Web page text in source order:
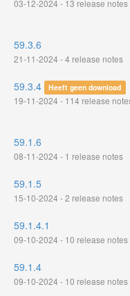
03-12-2024 - 13 release notes
59.3.6
21-11-2024 - 4 release notes
59.3.4 Heeft geen download
19-11-2024 - 114 release
59.1.6
08-11-2024 - 1 release notes
59.1.5
15-10-2024 - 2 release notes
59.1.4.1
09-10-2024 - 10 release notes
59.1.4
09-10-2024 - 10 release notes